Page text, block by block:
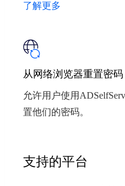
了解更多
从网络浏览器重置密码
允许用户使用
置他们的密码。
支持的平台